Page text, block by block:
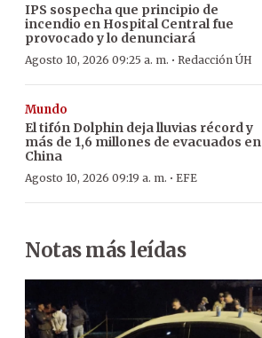
IPS sospecha que principio de
incendio en Hospital Central fue
provocado y lo denunciará
Agosto 10, 2026 09:25 a. m. · Redacción ÚH
Mundo
El tifón Dolphin deja lluvias récord y
más de 1,6 millones de evacuados en
China
Agosto 10, 2026 09:19 a. m. · EFE
Notas más leídas